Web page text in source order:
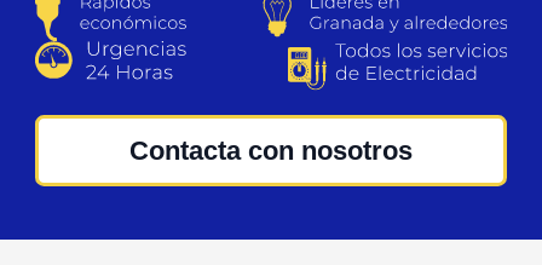
Contacta con nosotros